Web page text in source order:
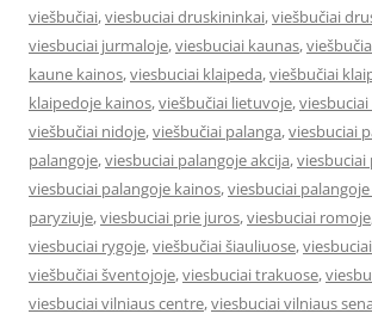
viešbučiai,viesbuciai druskininkai,viešbučiai
viesbuciai jurmaloje,viesbuciai kaunas,
kaune kainos,viesbuciai klaipeda,viešbučiai
klaipedoje kainos,viešbučiai lietuvoje,
viešbučiai nidoje,viešbučiai palanga,viesbuciai
palangoje,viesbuciai palangoje akcija,viesbuciai
viesbuciai palangoje kainos,viesbuciai palangoje
paryziuje,viesbuciai prie juros,viesbuciai romoje
viesbuciai rygoje,viešbučiai šiauliuose,
viešbučiai šventojoje,viesbuciai trakuose,
viesbuciai vilniaus centre,viesbuciai vilniaus